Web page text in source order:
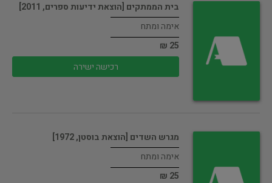
בית הממתקים [הוצאת ידיעות ספרים, 2011]
אימה ומתח
25 ₪
רכישה ישירה
מגרש השדים [הוצאת בוסטן, 1972]
אימה ומתח
25 ₪